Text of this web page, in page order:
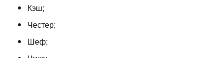
Кэш;
Честер;
Шеф;